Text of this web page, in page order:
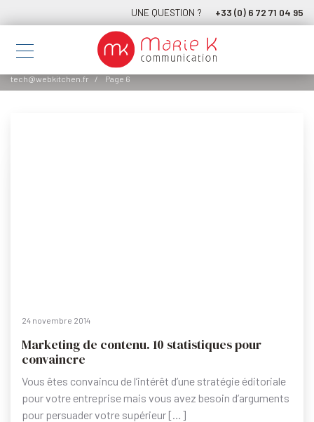
UNE QUESTION ? +33 (0) 6 72 71 04 95
tech@webkitchen.fr Page 6
24 novembre 2014
Marketing de contenu. 10 statistiques pour
convaincre
Vous êtes convaincu de l’intérêt d’une stratégie éditoriale
pour votre entreprise mais vous avez besoin d’arguments
pour persuader votre supérieur […]